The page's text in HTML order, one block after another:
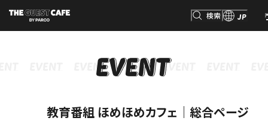
検索 JP
検索
INFORMATION RESERVATION
教育番組 ほめほめカフェ｜総合ページ